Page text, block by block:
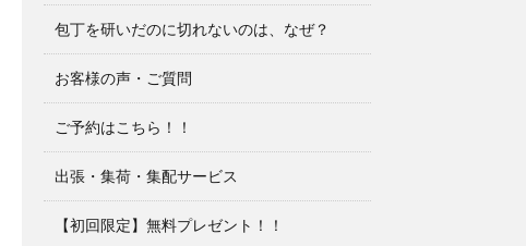
包丁を研いだのに切れないのは、なぜ？
お客様の声・ご質問
ご予約はこちら！！
出張・集荷・集配サービス
【初回限定】無料プレゼント！！